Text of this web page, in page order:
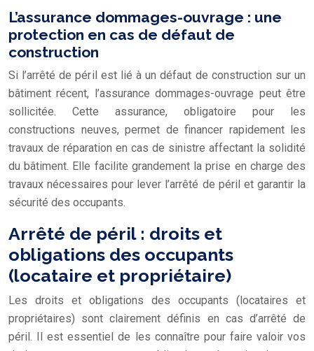
L’assurance dommages-ouvrage : une
protection en cas de défaut de
construction
Si l’arrêté de péril est lié à un défaut de construction sur un
bâtiment récent, l’assurance dommages-ouvrage peut être
sollicitée. Cette assurance, obligatoire pour les
constructions neuves, permet de financer rapidement les
travaux de réparation en cas de sinistre affectant la solidité
du bâtiment. Elle facilite grandement la prise en charge des
travaux nécessaires pour lever l’arrêté de péril et garantir la
sécurité des occupants.
Arrêté de péril : droits et
obligations des occupants
(locataire et propriétaire)
Les droits et obligations des occupants (locataires et
propriétaires) sont clairement définis en cas d’arrêté de
péril. Il est essentiel de les connaître pour faire valoir vos